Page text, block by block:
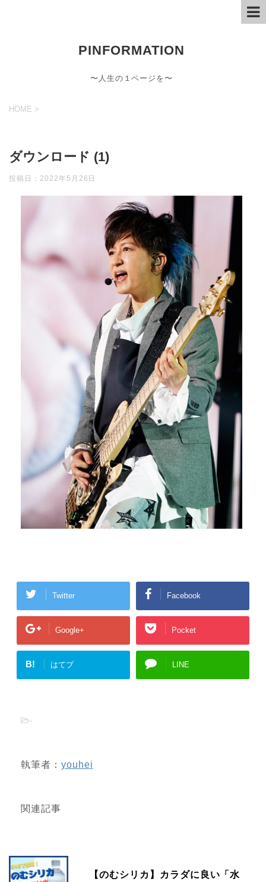
PINFORMATION
〜人生の１ページを〜
HOME >
ダウンロード (1)
投稿日： 2022年5月26日
Twitter Facebook
Google+ Pocket
B! はてブ LINE
-
執筆者： youhei
関連記事
【のむシリカ】カラダに良い「水